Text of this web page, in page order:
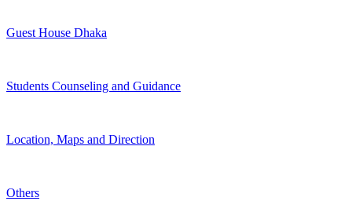
Guest House Dhaka
Students Counseling and Guidance
Location, Maps and Direction
Others